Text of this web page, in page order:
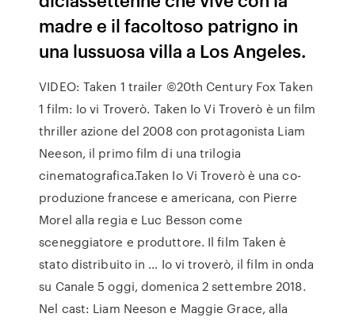
madre e il facoltoso patrigno in
una lussuosa villa a Los Angeles.
VIDEO: Taken 1 trailer ©20th Century Fox Taken
1 film: Io vi Troverò. Taken Io Vi Troverò è un film
thriller azione del 2008 con protagonista Liam
Neeson, il primo film di una trilogia
cinematografica.Taken Io Vi Troverò è una co-
produzione francese e americana, con Pierre
Morel alla regia e Luc Besson come
sceneggiatore e produttore. Il film Taken è
stato distribuito in … Io vi troverò, il film in onda
su Canale 5 oggi, domenica 2 settembre 2018.
Nel cast: Liam Neeson e Maggie Grace, alla